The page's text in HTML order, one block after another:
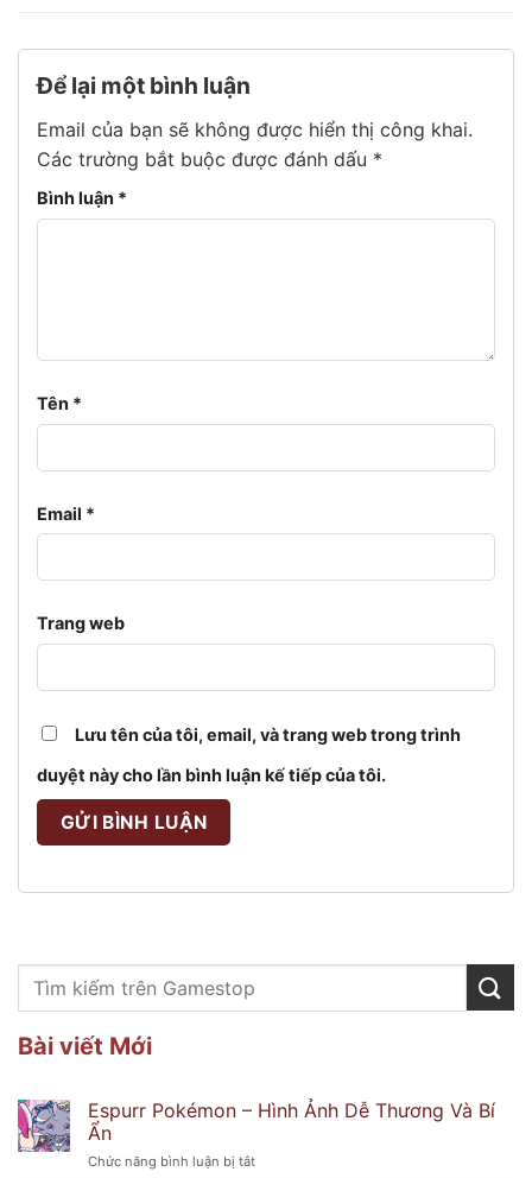
Để lại một bình luận
Email của bạn sẽ không được hiển thị công khai.
Các trường bắt buộc được đánh dấu *
Bình luận *
Tên *
Email *
Trang web
Lưu tên của tôi, email, và trang web trong trình
duyệt này cho lần bình luận kế tiếp của tôi.
Bài viết Mới
Espurr Pokémon – Hình Ảnh Dễ Thương Và Bí
Ẩn
Chức năng bình luận bị tắtở